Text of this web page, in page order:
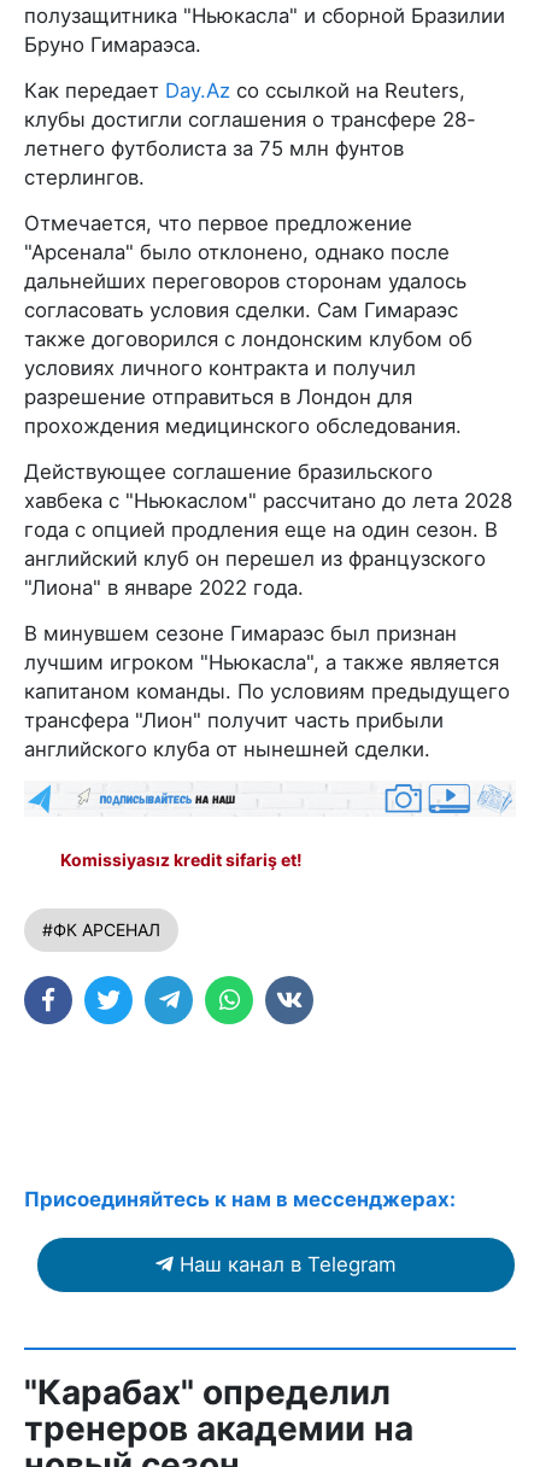
полузащитника "Ньюкасла" и сборной Бразилии
Бруно Гимараэса.
Как передает Day.Az со ссылкой на Reuters,
клубы достигли соглашения о трансфере 28-
летнего футболиста за 75 млн фунтов
стерлингов.
Отмечается, что первое предложение
"Арсенала" было отклонено, однако после
дальнейших переговоров сторонам удалось
согласовать условия сделки. Сам Гимараэс
также договорился с лондонским клубом об
условиях личного контракта и получил
разрешение отправиться в Лондон для
прохождения медицинского обследования.
Действующее соглашение бразильского
хавбека с "Ньюкаслом" рассчитано до лета 2028
года с опцией продления еще на один сезон. В
английский клуб он перешел из французского
"Лиона" в январе 2022 года.
В минувшем сезоне Гимараэс был признан
лучшим игроком "Ньюкасла", а также является
капитаном команды. По условиям предыдущего
трансфера "Лион" получит часть прибыли
английского клуба от нынешней сделки.
Komissiyasız kredit sifariş et!
#ФК АРСЕНАЛ
Присоединяйтесь к нам в мессенджерах:
Наш канал в Telegram
"Карабах" определил
тренеров академии на